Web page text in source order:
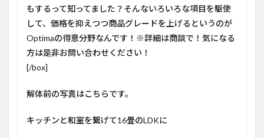
もするって知ってました？そんないろいろな項目を駆使
して、価格を抑えつつ商品グレードを上げるというのが
Optimaの得意分野なんです！※詳細は商談で！気になる
方は是非お問い合わせください！
[/box]
解体前の写真はこちらです。
キッチンと和室を繋げて16畳のLDKに